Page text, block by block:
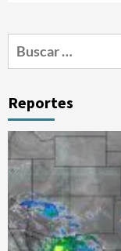
Buscar:
Reportes